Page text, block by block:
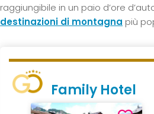
raggiungibile in un paio d’ore
destinazioni di montagna più
Family Hotel